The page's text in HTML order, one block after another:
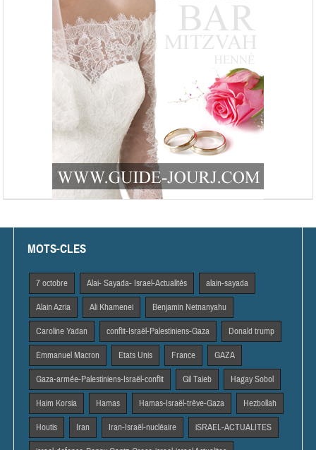
MOTS-CLES
7 octobre Alai- Sayada- Israel-Actualités alain-sayada
Alain Azria Ali Khamenei Benjamin Netnanyahu
Caroline Yadan conflit-Israël-Palestiniens-Gaza Donald trump
Emmanuel Macron Etats Unis France GAZA
Gaza-armée-Palestiniens-Israël-conflit Gil Taieb Hagay Sobol
Haim Korsia Hamas Hamas-Israël-trêve-Gaza Hezbollah
Houtis Iran Iran-Israël-nucléaire iSRAEL-ACTUALITES